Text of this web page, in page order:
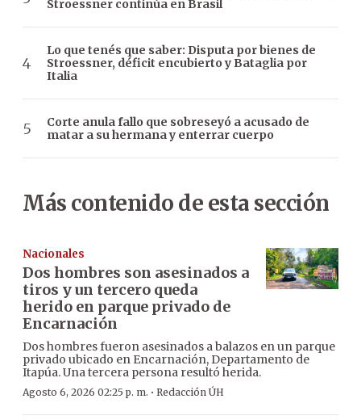
Stroessner continúa en Brasil
Lo que tenés que saber: Disputa por bienes de
Stroessner, déficit encubierto y Bataglia por
Italia
Corte anula fallo que sobreseyó a acusado de
matar a su hermana y enterrar cuerpo
Más contenido de esta sección
Nacionales
Dos hombres son asesinados a
tiros y un tercero queda
herido en parque privado de
Encarnación
Dos hombres fueron asesinados a balazos en un parque
privado ubicado en Encarnación, Departamento de
Itapúa. Una tercera persona resultó herida.
Agosto 6, 2026 02:25 p. m. · Redacción ÚH